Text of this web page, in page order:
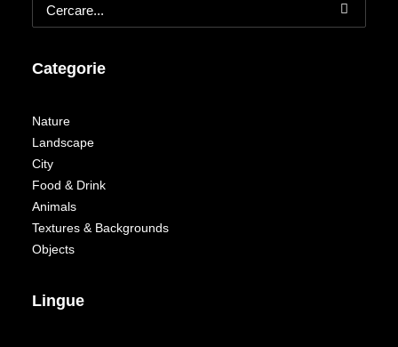
Categorie
Nature
Landscape
City
Food & Drink
Animals
Textures & Backgrounds
Objects
Lingue